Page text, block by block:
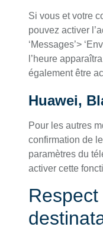
Si vous et votre
pouvez activer
‘Messages’>
l’heure
également être
Huawei,
Pour les autres
confirmation de
paramètres du
activer cette